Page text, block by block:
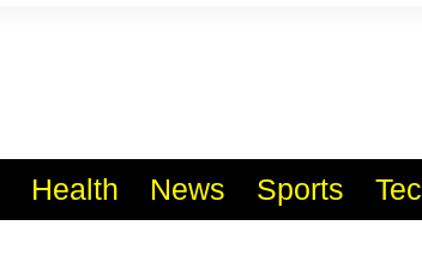
Health News Sports